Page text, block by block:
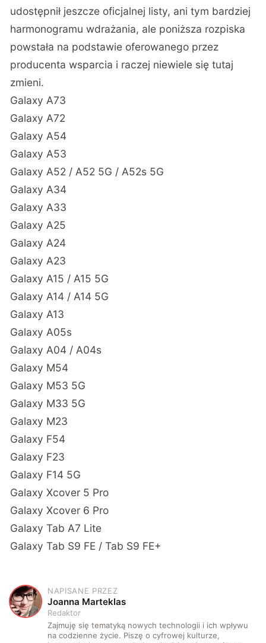
udostępnił jeszcze oficjalnej listy, ani tym bardziej
harmonogramu wdrażania, ale poniższa rozpiska
powstała na podstawie oferowanego przez
producenta wsparcia i raczej niewiele się tutaj
zmieni.
Galaxy A73
Galaxy A72
Galaxy A54
Galaxy A53
Galaxy A52 / A52 5G / A52s 5G
Galaxy A34
Galaxy A33
Galaxy A25
Galaxy A24
Galaxy A23
Galaxy A15 / A15 5G
Galaxy A14 / A14 5G
Galaxy A13
Galaxy A05s
Galaxy A04 / A04s
Galaxy M54
Galaxy M53 5G
Galaxy M33 5G
Galaxy M23
Galaxy F54
Galaxy F23
Galaxy F14 5G
Galaxy Xcover 5 Pro
Galaxy Xcover 6 Pro
Galaxy Tab A7 Lite
Galaxy Tab S9 FE / Tab S9 FE+
J
NAPISANE PRZEZ
Joanna Marteklas
Redaktor
Zajmuję się tematyką nowych technologii i ich wpływu
na codzienne życie. Piszę o cyfrowej kulturze,